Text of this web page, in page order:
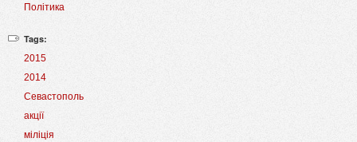
Політика
Tags:
2015
2014
Севастополь
акції
міліція